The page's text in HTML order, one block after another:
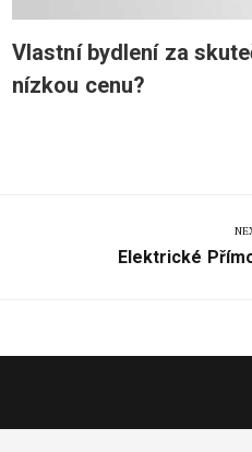
Vlastní bydlení za
nízkou cenu?
Next
Elektrické